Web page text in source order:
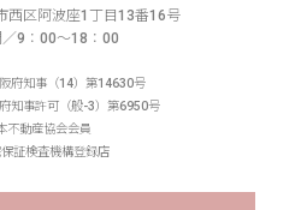
西区阿波座1丁目13番16号
／9：00〜18：00
府知事（14）第14630号
知事許可（般-3）第6950号
不動産協会会員
証検査機構登録店